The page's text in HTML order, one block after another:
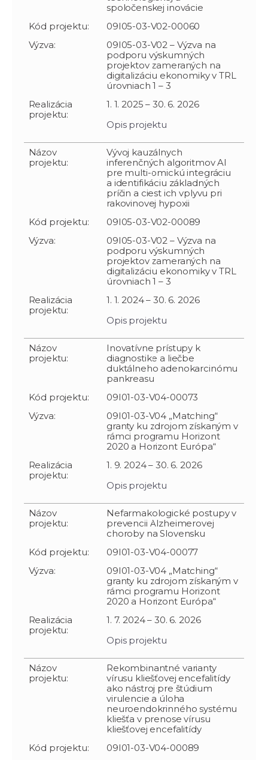
spoločenskej inovácie
Kód projektu:
09I05-03-V02-00060
Výzva:
09I05-03-V02 – Výzva na
podporu výskumných
projektov zameraných na
digitalizáciu ekonomiky v TRL
úrovniach 1 – 3
Realizácia
projektu:
1. 1. 2025 – 30. 6. 2026
Opis projektu
Názov
projektu:
Vývoj kauzálnych
inferenčných algoritmov AI
pre multi-omickú integráciu
a identifikáciu základných
príčin a ciest ich vplyvu pri
rakovinovej hypoxii
Kód projektu:
09I05-03-V02-00089
Výzva:
09I05-03-V02 – Výzva na
podporu výskumných
projektov zameraných na
digitalizáciu ekonomiky v TRL
úrovniach 1 – 3
Realizácia
projektu:
1. 1. 2024 – 30. 6. 2026
Opis projektu
Názov
projektu:
Inovatívne prístupy k
diagnostike a liečbe
duktálneho adenokarcinómu
pankreasu
Kód projektu:
09I01-03-V04-00073
Výzva:
09I01-03-V04 „Matching“
granty ku zdrojom získaným v
rámci programu Horizont
2020 a Horizont Európa“
Realizácia
projektu:
1. 9. 2024 – 30. 6. 2026
Opis projektu
Názov
projektu:
Nefarmakologické postupy v
prevencii Alzheimerovej
choroby na Slovensku
Kód projektu:
09I01-03-V04-00077
Výzva:
09I01-03-V04 „Matching“
granty ku zdrojom získaným v
rámci programu Horizont
2020 a Horizont Európa“
Realizácia
projektu:
1. 7. 2024 – 30. 6. 2026
Opis projektu
Názov
projektu:
Rekombinantné varianty
vírusu kliešťovej encefalitídy
ako nástroj pre štúdium
virulencie a úloha
neuroendokrinného systému
kliešťa v prenose vírusu
kliešťovej encefalitídy
Kód projektu:
09I01-03-V04-00089